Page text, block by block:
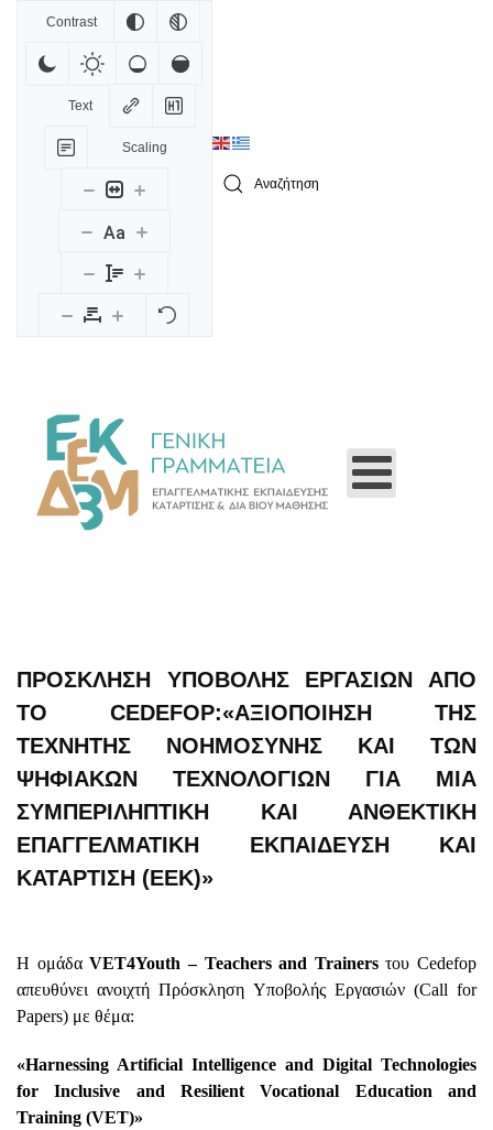
Skip to main content
Contrast
Text
Scaling
Aa
ΠΡΌΣΚΛΗΣΗ ΥΠΟΒΟΛΉΣ ΕΡΓΑΣΙΏΝ ΑΠΌ
ΤΟ CEDEFOP:«ΑΞΙΟΠΟΊΗΣΗ ΤΗΣ
ΤΕΧΝΗΤΉΣ ΝΟΗΜΟΣΎΝΗΣ ΚΑΙ ΤΩΝ
ΨΗΦΙΑΚΏΝ ΤΕΧΝΟΛΟΓΙΏΝ ΓΙΑ ΜΙΑ
ΣΥΜΠΕΡΙΛΗΠΤΙΚΉ ΚΑΙ ΑΝΘΕΚΤΙΚΉ
ΕΠΑΓΓΕΛΜΑΤΙΚΉ ΕΚΠΑΊΔΕΥΣΗ ΚΑΙ
ΚΑΤΆΡΤΙΣΗ (ΕΕΚ)»
Η ομάδαVET4Youth – Teachers and Trainersτου Cedefop
απευθύνει ανοιχτή Πρόσκληση Υποβολής Εργασιών (Call for
Papers) με θέμα:
«Harnessing Artificial Intelligence and Digital Technologies
for Inclusive and Resilient Vocational Education and
Training (VET)»